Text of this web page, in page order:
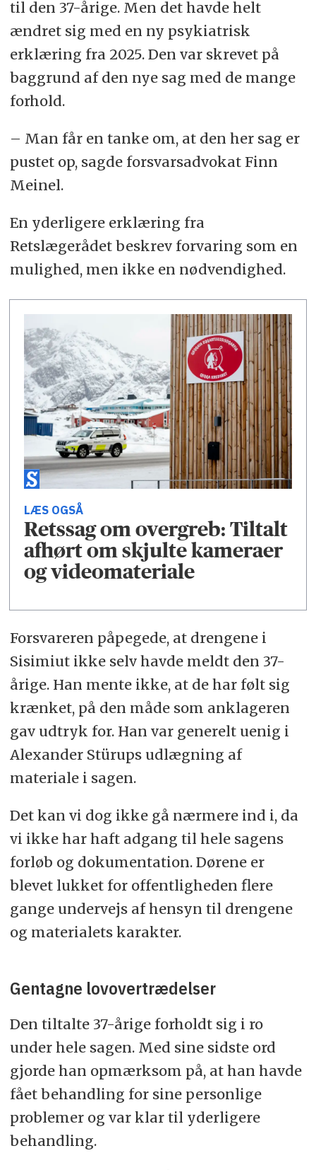
til den 37-årige. Men det havde helt
ændret sig med en ny psykiatrisk
erklæring fra 2025. Den var skrevet på
baggrund af den nye sag med de mange
forhold.
– Man får en tanke om, at den her sag er
pustet op, sagde forsvarsadvokat Finn
Meinel.
En yderligere erklæring fra
Retslægerådet beskrev forvaring som en
mulighed, men ikke en nødvendighed.
LÆS OGSÅ
Retssag om overgreb: Tiltalt
afhørt om skjulte kameraer
og videomateriale
Forsvareren påpegede, at drengene i
Sisimiut ikke selv havde meldt den 37-
årige. Han mente ikke, at de har følt sig
krænket, på den måde som anklageren
gav udtryk for. Han var generelt uenig i
Alexander Stürups udlægning af
materiale i sagen.
Det kan vi dog ikke gå nærmere ind i, da
vi ikke har haft adgang til hele sagens
forløb og dokumentation. Dørene er
blevet lukket for offentligheden flere
gange undervejs af hensyn til drengene
og materialets karakter.
Gentagne lovovertrædelser
Den tiltalte 37-årige forholdt sig i ro
under hele sagen. Med sine sidste ord
gjorde han opmærksom på, at han havde
fået behandling for sine personlige
problemer og var klar til yderligere
behandling.